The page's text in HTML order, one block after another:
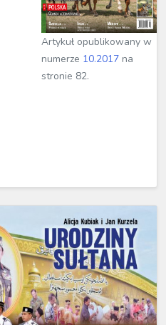
Artykuł opublikowany w
numerze 10.2017 na
stronie 82.